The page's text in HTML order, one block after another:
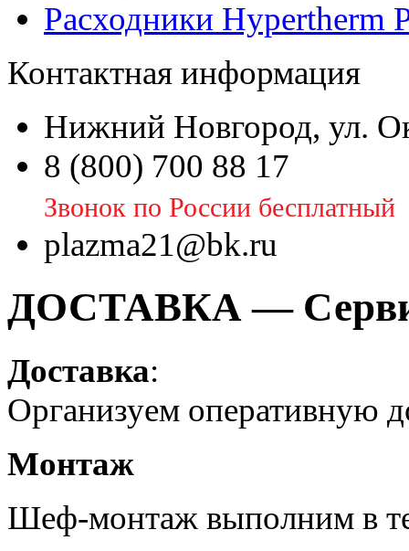
Расходники Hypertherm
Контактная информация
Нижний Новгород, ул.
8 (800) 700 88 17
Звонок по России бесплатный
plazma21@bk.ru
ДОСТАВКА —
Доставка:
Организуем оперативную
Монтаж
Шеф-монтаж выполним в